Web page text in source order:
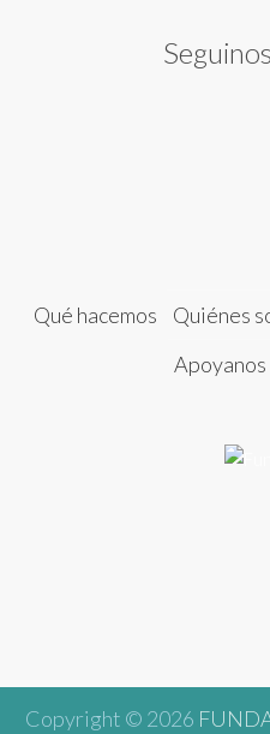
Qué hacemos Quiénes
Apoyanos
Copyright © 2026